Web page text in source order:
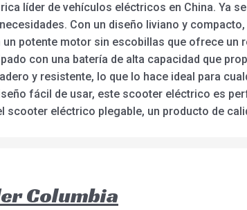
líder de vehículos eléctricos en China. Ya
Con un diseño liviano y
potente motor sin escobillas que ofrece un
con una batería de alta capacidad que
y resistente, lo que lo hace ideal para
fácil de usar, este scooter eléctrico es
scooter eléctrico plegable, un producto de
Columbia